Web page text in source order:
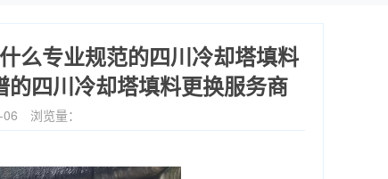
么专业规范的‌四川冷却塔填料
四川冷却塔填料更换‌服务商
浏览量：